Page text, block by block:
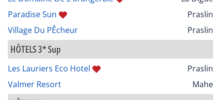
Paradise Sun
Praslin
Village Du PÊcheur
Praslin
HÔTELS 3* Sup
Les Lauriers Eco Hotel
Praslin
Valmer Resort
Mahe